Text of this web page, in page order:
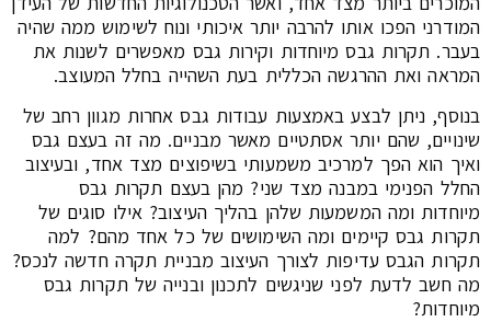
המודרני הפכו אותו להרבה יותר איכותי ונוח לשימוש ממה שהיה
בעבר. תקרות גבס מיוחדות וקירות גבס מאפשרים לשנות את
המראה ואת ההרגשה הכללית בעת השהייה בחלל המעוצב.
בנוסף, ניתן לבצע באמצעות עבודות גבס אחרות מגוון רחב של
שינויים, שהם יותר אסתטיים מאשר מבניים. מה זה בעצם גבס
ואיך הוא הפך למרכיב משמעותי בשיפוצים מצד אחד, ובעיצוב
החלל הפנימי במבנה מצד שני? מהן בעצם תקרות גבס
מיוחדות ומה המשמעות שלהן בהליך העיצוב? אילו סוגים של
תקרות גבס קיימים ומה השימושים של כל אחד מהם? למה
תקרות הגבס עדיפות לצורך העיצוב מבניית תקרה חדשה לנכס?
מה חשב לדעת לפני שניגשים לתכנון ובנייה של תקרות גבס
מיוחדות?